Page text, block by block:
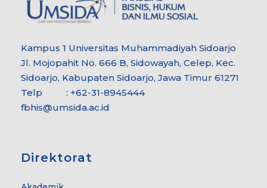
Kampus 1 Universitas Muhammadiyah Sidoarjo
Jl. Mojopahit No. 666 B, Sidowayah, Celep, Kec.
Sidoarjo, Kabupaten Sidoarjo, Jawa Timur 61271
Telp : +62-31-8945444
fbhis@umsida.ac.id
Direktorat